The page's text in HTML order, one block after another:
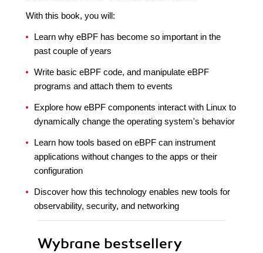
With this book, you will:
Learn why eBPF has become so important in the
past couple of years
Write basic eBPF code, and manipulate eBPF
programs and attach them to events
Explore how eBPF components interact with Linux to
dynamically change the operating system's behavior
Learn how tools based on eBPF can instrument
applications without changes to the apps or their
configuration
Discover how this technology enables new tools for
observability, security, and networking
Wybrane bestsellery